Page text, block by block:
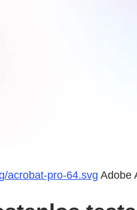
acrobat-pro-64.svg Adobe